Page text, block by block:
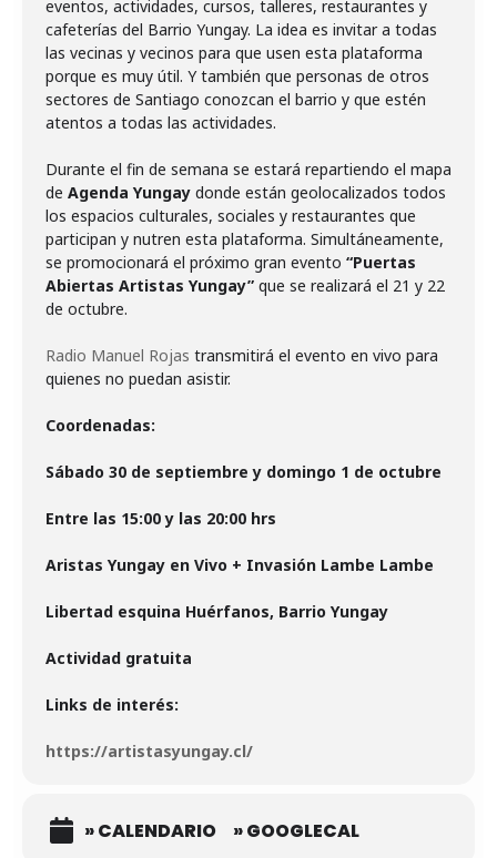
eventos, actividades, cursos, talleres, restaurantes y
cafeterías del Barrio Yungay. La idea es invitar a todas
las vecinas y vecinos para que usen esta plataforma
porque es muy útil. Y también que personas de otros
sectores de Santiago conozcan el barrio y que estén
atentos a todas las actividades.
Durante el fin de semana se estará repartiendo el mapa
de Agenda Yungay donde están geolocalizados todos
los espacios culturales, sociales y restaurantes que
participan y nutren esta plataforma. Simultáneamente,
se promocionará el próximo gran evento “Puertas
Abiertas Artistas Yungay” que se realizará el 21 y 22
de octubre.
Radio Manuel Rojas transmitirá el evento en vivo para
quienes no puedan asistir.
Coordenadas:
Sábado 30 de septiembre y domingo 1 de octubre
Entre las 15:00 y las 20:00 hrs
Aristas Yungay en Vivo + Invasión Lambe Lambe
Libertad esquina Huérfanos, Barrio Yungay
Actividad gratuita
Links de interés:
https://artistasyungay.cl/
» CALENDARIO » GOOGLECAL